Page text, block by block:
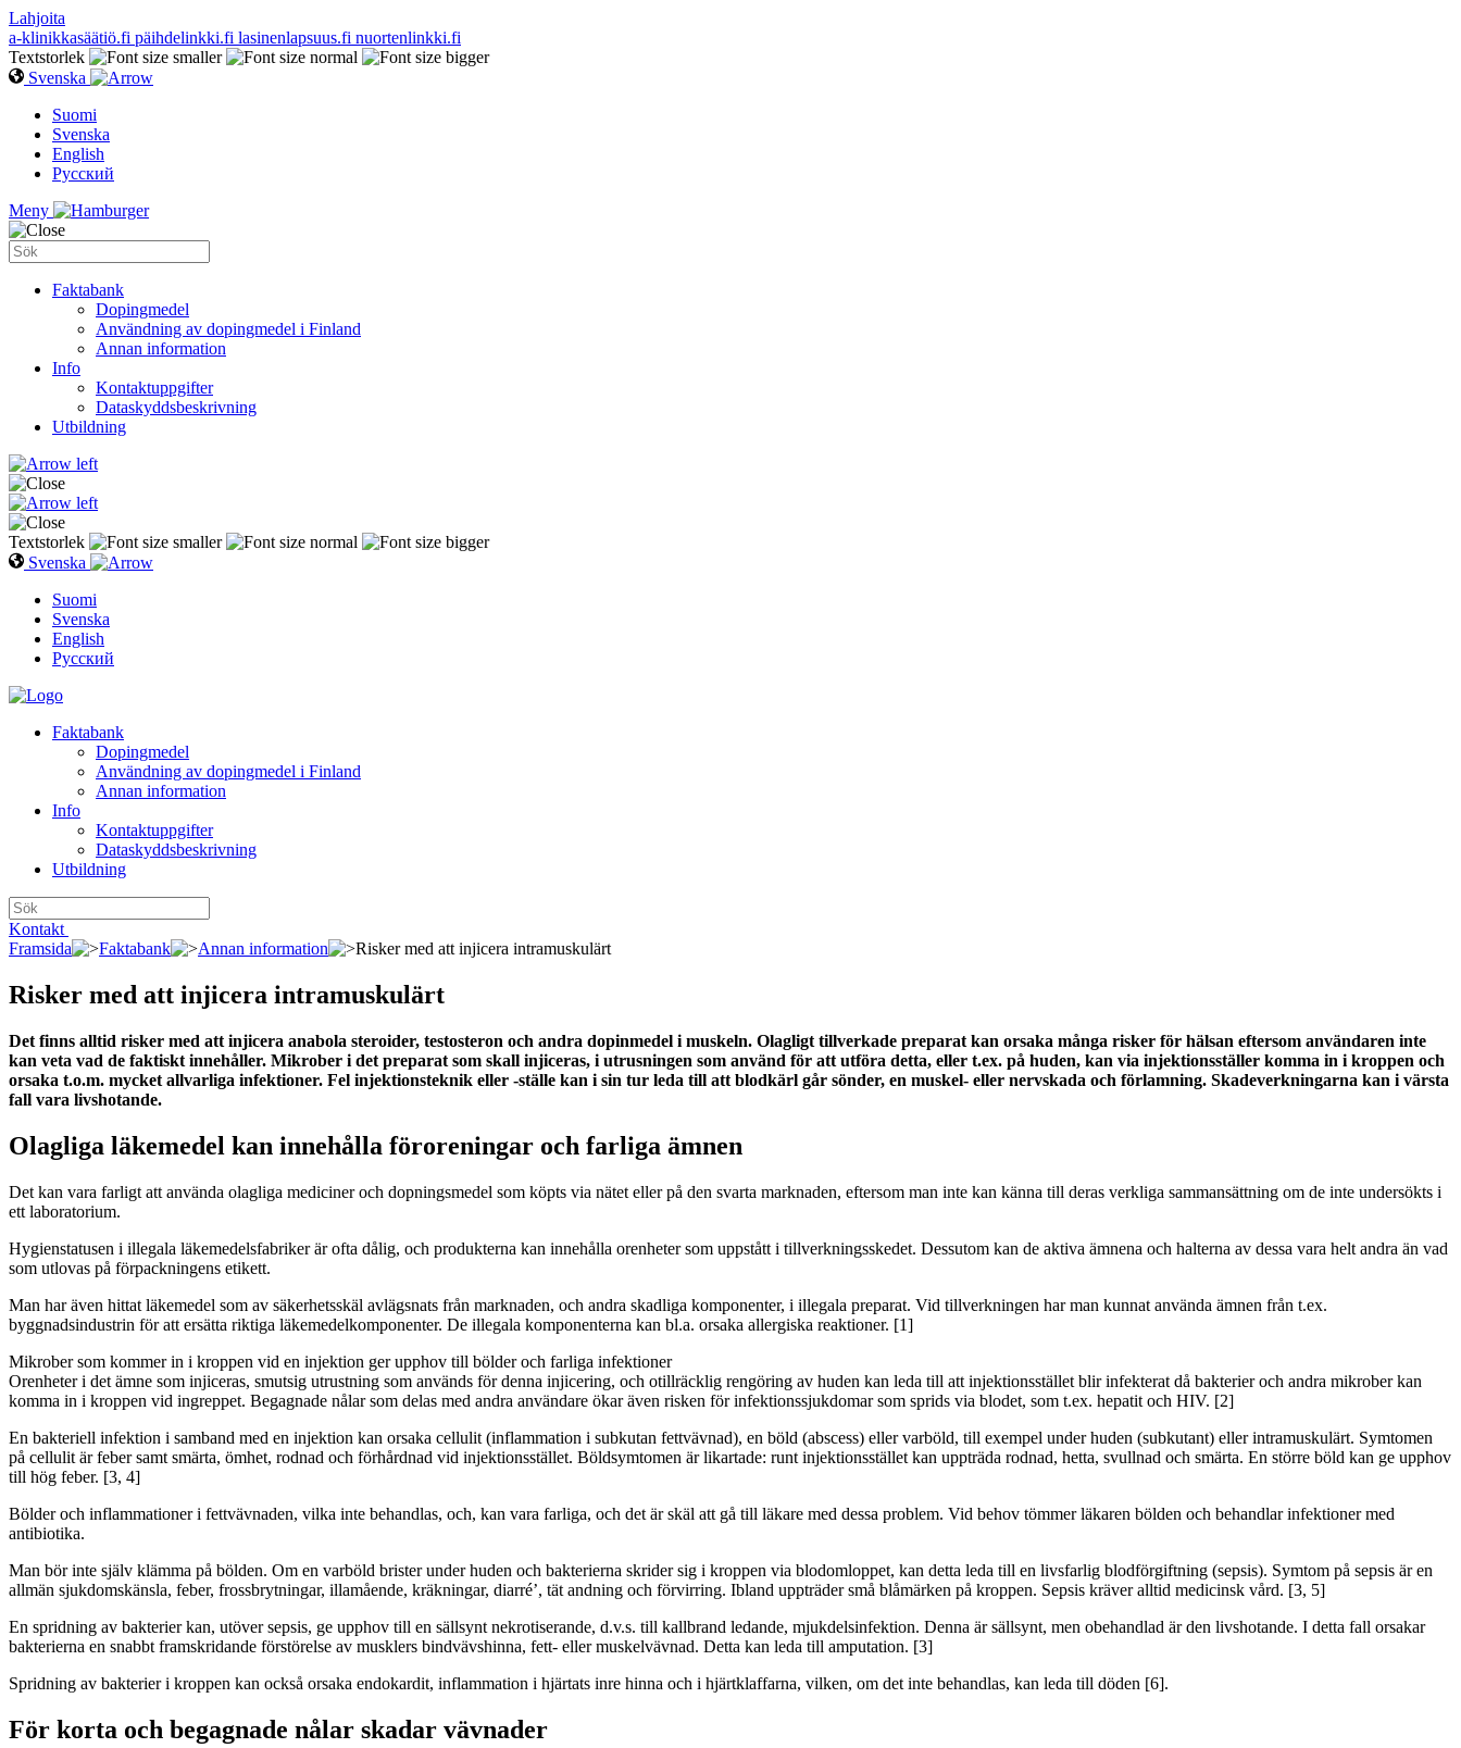
Lahjoita
a-klinikkasäätiö.fi päihdelinkki.fi lasinenlapsuus.fi nuortenlinkki.fi
Textstorlek
Svenska
Suomi
Svenska
English
Русский
Meny
Faktabank
Dopingmedel
Användning av dopingmedel i Finland
Annan information
Info
Kontaktuppgifter
Dataskyddsbeskrivning
Utbildning
Textstorlek
Svenska
Suomi
Svenska
English
Русский
Faktabank
Dopingmedel
Användning av dopingmedel i Finland
Annan information
Info
Kontaktuppgifter
Dataskyddsbeskrivning
Utbildning
Kontakt
Framsida
Faktabank Annan information Risker med att injicera intramuskulärt
Risker med att injicera intramuskulärt
Det finns alltid risker med att injicera anabola steroider, testosteron och andra dopinmedel i muskeln. Olagligt tillverkade preparat kan orsaka många risker för hälsan eftersom användaren inte
kan veta vad de faktiskt innehåller. Mikrober i det preparat som skall injiceras, i utrusningen som använd för att utföra detta, eller t.ex. på huden, kan via injektionsställer komma in i kroppen och
orsaka t.o.m. mycket allvarliga infektioner. Fel injektionsteknik eller -ställe kan i sin tur leda till att blodkärl går sönder, en muskel- eller nervskada och förlamning. Skadeverkningarna kan i värsta
fall vara livshotande.
Olagliga läkemedel kan innehålla föroreningar och farliga ämnen
Det kan vara farligt att använda olagliga mediciner och dopningsmedel som köpts via nätet eller på den svarta marknaden, eftersom man inte kan känna till deras verkliga sammansättning om de inte undersökts i
ett laboratorium.
Hygienstatusen i illegala läkemedelsfabriker är ofta dålig, och produkterna kan innehålla orenheter som uppstått i tillverkningsskedet. Dessutom kan de aktiva ämnena och halterna av dessa vara helt andra än vad
som utlovas på förpackningens etikett.
Man har även hittat läkemedel som av säkerhetsskäl avlägsnats från marknaden, och andra skadliga komponenter, i illegala preparat. Vid tillverkningen har man kunnat använda ämnen från t.ex.
byggnadsindustrin för att ersätta riktiga läkemedelkomponenter. De illegala komponenterna kan bl.a. orsaka allergiska reaktioner. [1]
Mikrober som kommer in i kroppen vid en injektion ger upphov till bölder och farliga infektioner
Orenheter i det ämne som injiceras, smutsig utrustning som används för denna injicering, och otillräcklig rengöring av huden kan leda till att injektionsstället blir infekterat då bakterier och andra mikrober kan
komma in i kroppen vid ingreppet. Begagnade nålar som delas med andra användare ökar även risken för infektionssjukdomar som sprids via blodet, som t.ex. hepatit och HIV. [2]
En bakteriell infektion i samband med en injektion kan orsaka cellulit (inflammation i subkutan fettvävnad), en böld (abscess) eller varböld, till exempel under huden (subkutant) eller intramuskulärt. Symtomen
på cellulit är feber samt smärta, ömhet, rodnad och förhårdnad vid injektionsstället. Böldsymtomen är likartade: runt injektionsstället kan uppträda rodnad, hetta, svullnad och smärta. En större böld kan ge upphov
till hög feber. [3, 4]
Bölder och inflammationer i fettvävnaden, vilka inte behandlas, och, kan vara farliga, och det är skäl att gå till läkare med dessa problem. Vid behov tömmer läkaren bölden och behandlar infektioner med
antibiotika.
Man bör inte själv klämma på bölden. Om en varböld brister under huden och bakterierna skrider sig i kroppen via blodomloppet, kan detta leda till en livsfarlig blodförgiftning (sepsis). Symtom på sepsis är en
allmän sjukdomskänsla, feber, frossbrytningar, illamående, kräkningar, diarré’, tät andning och förvirring. Ibland uppträder små blåmärken på kroppen. Sepsis kräver alltid medicinsk vård. [3, 5]
En spridning av bakterier kan, utöver sepsis, ge upphov till en sällsynt nekrotiserande, d.v.s. till kallbrand ledande, mjukdelsinfektion. Denna är sällsynt, men obehandlad är den livshotande. I detta fall orsakar
bakterierna en snabbt framskridande förstörelse av musklers bindvävshinna, fett- eller muskelvävnad. Detta kan leda till amputation. [3]
Spridning av bakterier i kroppen kan också orsaka endokardit, inflammation i hjärtats inre hinna och i hjärtklaffarna, vilken, om det inte behandlas, kan leda till döden [6].
För korta och begagnade nålar skadar vävnader